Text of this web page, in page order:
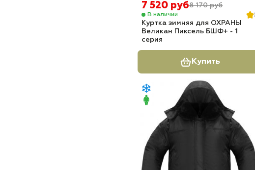
7 520 руб8 170 руб
В наличии
Куртка зимняя для ОХРАНЫ
Великан Пиксель БШФ+ - 1
серия
Купить